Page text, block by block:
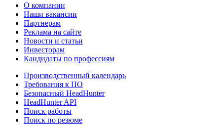
О компании
Наши вакансии
Партнерам
Реклама на сайте
Новости и статьи
Инвесторам
Кандидаты по профессиям
Производственный календарь
Требования к ПО
Безопасный HeadHunter
HeadHunter API
Поиск работы
Поиск по резюме